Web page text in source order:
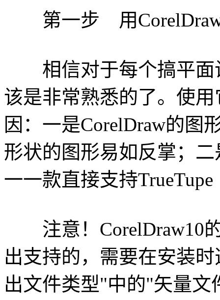
第一步 用CorelDraw
相信对于每个搞平面
该是非常熟悉的了。使
因：一是CorelDraw的图
形状的图形易如反掌；
一一款直接支持
注意！CorelDraw10
出支持的，需要在安装
出文件类型"中的"矢量